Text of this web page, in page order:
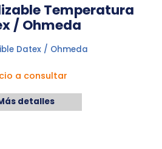
Temperatura
/ Ohmeda
Datex / Ohmeda
a consultar
detalles